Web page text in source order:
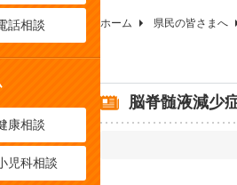
ホーム 県民の皆さまへ
脳脊髄液減少
話相談
康相談
児科相談